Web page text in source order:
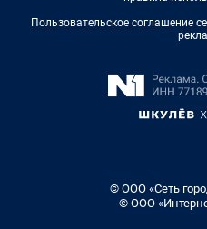
Пользовательское соглашение
© ООО «Сеть
© ООО